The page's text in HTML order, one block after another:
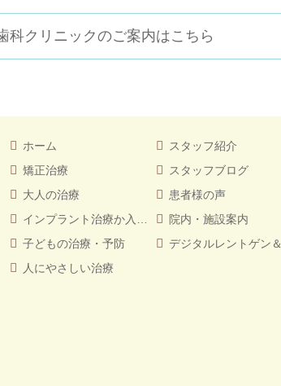
科クリニックのご案内はこちら
ホーム
矯正治療
大人の治療
インプラント治療か入れ歯（義歯）どっちを選ぶ！？
子どもの治療・予防
人にやさしい治療
スタッフ紹介
スタッフブログ
患者様の声
院内・施設案内
デジタルレントゲン＆CT